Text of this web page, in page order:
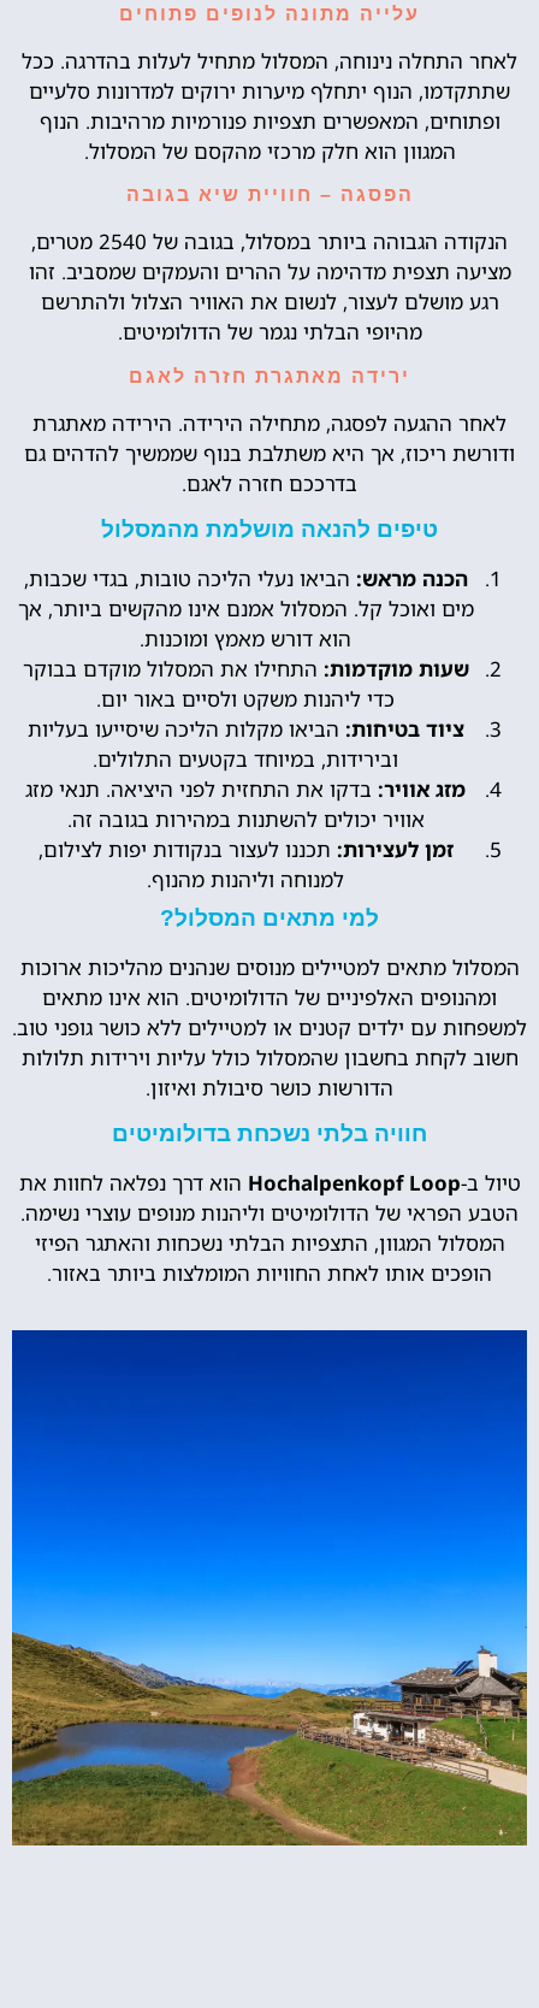
עלייה מתונה לנופים פתוחים
לאחר התחלה נינוחה, המסלול מתחיל לעלות בהדרגה. ככל
שתתקדמו, הנוף יתחלף מיערות ירוקים למדרונות סלעיים
ופתוחים, המאפשרים תצפיות פנורמיות מרהיבות. הנוף
המגוון הוא חלק מרכזי מהקסם של המסלול.
הפסגה – חוויית שיא בגובה
הנקודה הגבוהה ביותר במסלול, בגובה של 2540 מטרים,
מציעה תצפית מדהימה על ההרים והעמקים שמסביב. זהו
רגע מושלם לעצור, לנשום את האוויר הצלול ולהתרשם
מהיופי הבלתי נגמר של הדולומיטים.
ירידה מאתגרת חזרה לאגם
לאחר ההגעה לפסגה, מתחילה הירידה. הירידה מאתגרת
ודורשת ריכוז, אך היא משתלבת בנוף שממשיך להדהים גם
בדרככם חזרה לאגם.
טיפים להנאה מושלמת מהמסלול
הכנה מראש: הביאו נעלי הליכה טובות, בגדי שכבות,
מים ואוכל קל. המסלול אמנם אינו מהקשים ביותר, אך
הוא דורש מאמץ ומוכנות.
שעות מוקדמות: התחילו את המסלול מוקדם בבוקר
כדי ליהנות משקט ולסיים באור יום.
ציוד בטיחות: הביאו מקלות הליכה שיסייעו בעליות
ובירידות, במיוחד בקטעים התלולים.
מזג אוויר: בדקו את התחזית לפני היציאה. תנאי מזג
אוויר יכולים להשתנות במהירות בגובה זה.
זמן לעצירות: תכננו לעצור בנקודות יפות לצילום,
למנוחה וליהנות מהנוף.
למי מתאים המסלול?
המסלול מתאים למטיילים מנוסים שנהנים מהליכות ארוכות
ומהנופים האלפיניים של הדולומיטים. הוא אינו מתאים
למשפחות עם ילדים קטנים או למטיילים ללא כושר גופני טוב.
חשוב לקחת בחשבון שהמסלול כולל עליות וירידות תלולות
הדורשות כושר סיבולת ואיזון.
חוויה בלתי נשכחת בדולומיטים
טיול ב-Hochalpenkopf Loop הוא דרך נפלאה לחוות את
הטבע הפראי של הדולומיטים וליהנות מנופים עוצרי נשימה.
המסלול המגוון, התצפיות הבלתי נשכחות והאתגר הפיזי
הופכים אותו לאחת החוויות המומלצות ביותר באזור.